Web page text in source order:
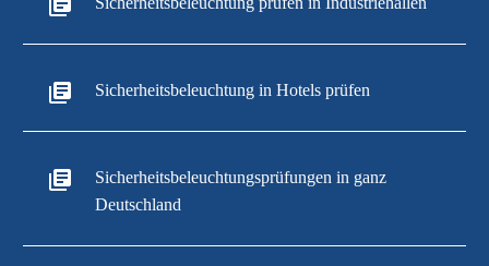
Sicherheitsbeleuchtung in Hotels prüfen
Sicherheitsbeleuchtungsprüfungen in ganz
Deutschland